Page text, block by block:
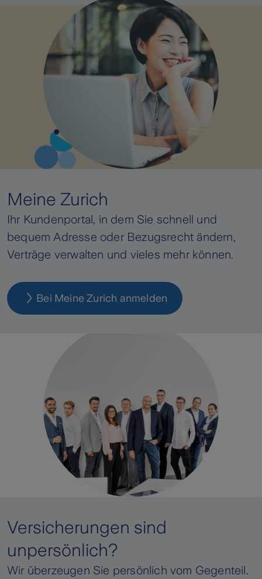
Meine Zurich
Ihr Kundenportal, in dem Sie schnell und
bequem Adresse oder Bezugsrecht ändern,
Verträge verwalten und vieles mehr können.
Bei Meine Zurich anmelden
Versicherungen sind
unpersönlich?
Wir überzeugen Sie persönlich vom Gegenteil.